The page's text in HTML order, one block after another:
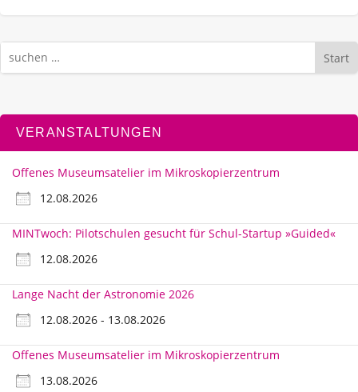
Start
VERANSTALTUNGEN
Offenes Museumsatelier im Mikroskopierzentrum
12.08.2026
MINTwoch: Pilotschulen gesucht für Schul-Startup »Guided«
12.08.2026
Lange Nacht der Astronomie 2026
12.08.2026 - 13.08.2026
Offenes Museumsatelier im Mikroskopierzentrum
13.08.2026